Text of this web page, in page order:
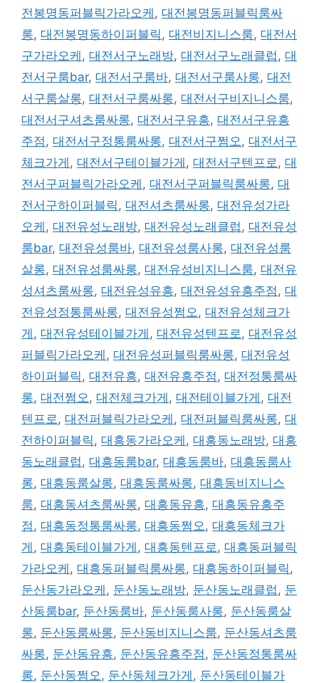
전봉명동퍼블릭가라오케 , 대전봉명동퍼블릭룸싸
롱, 대전봉명동하이퍼블릭, 대전비지니스룸, 대전서
구가라오케 , 대전서구노래방, 대전서구노래클럽, 대
전서구룸bar, 대전서구룸바, 대전서구룸사롱, 대전
서구룸살롱, 대전서구룸싸롱, 대전서구비지니스룸,
대전서구셔츠룸싸롱, 대전서구유흥, 대전서구유흥
주점, 대전서구정통룸싸롱, 대전서구쩜오, 대전서구
체크가게 , 대전서구테이블가게 , 대전서구텐프로, 대
전서구퍼블릭가라오케 , 대전서구퍼블릭룸싸롱, 대
전서구하이퍼블릭, 대전셔츠룸싸롱, 대전유성가라
오케 , 대전유성노래방, 대전유성노래클럽, 대전유성
룸bar, 대전유성룸바, 대전유성룸사롱, 대전유성룸
살롱, 대전유성룸싸롱, 대전유성비지니스룸, 대전유
성셔츠룸싸롱, 대전유성유흥, 대전유성유흥주점, 대
전유성정통룸싸롱, 대전유성쩜오, 대전유성체크가
게 , 대전유성테이블가게 , 대전유성텐프로, 대전유성
퍼블릭가라오케 , 대전유성퍼블릭룸싸롱, 대전유성
하이퍼블릭, 대전유흥, 대전유흥주점, 대전정통룸싸
롱, 대전쩜오, 대전체크가게 , 대전테이블가게 , 대전
텐프로, 대전퍼블릭가라오케 , 대전퍼블릭룸싸롱, 대
전하이퍼블릭, 대흥동가라오케 , 대흥동노래방, 대흥
동노래클럽, 대흥동룸bar, 대흥동룸바, 대흥동룸사
롱, 대흥동룸살롱, 대흥동룸싸롱, 대흥동비지니스
룸, 대흥동셔츠룸싸롱, 대흥동유흥, 대흥동유흥주
점, 대흥동정통룸싸롱, 대흥동쩜오, 대흥동체크가
게 , 대흥동테이블가게 , 대흥동텐프로, 대흥동퍼블릭
가라오케 , 대흥동퍼블릭룸싸롱, 대흥동하이퍼블릭,
둔산동가라오케 , 둔산동노래방, 둔산동노래클럽, 둔
산동룸bar, 둔산동룸바, 둔산동룸사롱, 둔산동룸살
롱, 둔산동룸싸롱, 둔산동비지니스룸, 둔산동셔츠룸
싸롱, 둔산동유흥, 둔산동유흥주점, 둔산동정통룸싸
롱, 둔산동쩜오, 둔산동체크가게 , 둔산동테이블가